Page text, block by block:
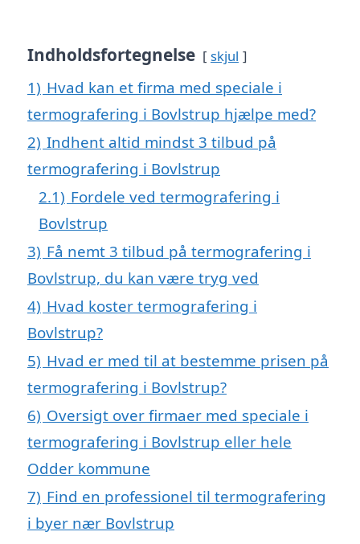
Indholdsfortegnelse skjul
1) Hvad kan et firma med speciale i
termografering i Bovlstrup hjælpe med?
2) Indhent altid mindst 3 tilbud på
termografering i Bovlstrup
2.1) Fordele ved termografering i
Bovlstrup
3) Få nemt 3 tilbud på termografering i
Bovlstrup, du kan være tryg ved
4) Hvad koster termografering i
Bovlstrup?
5) Hvad er med til at bestemme prisen på
termografering i Bovlstrup?
6) Oversigt over firmaer med speciale i
termografering i Bovlstrup eller hele
Odder kommune
7) Find en professionel til termografering
i byer nær Bovlstrup